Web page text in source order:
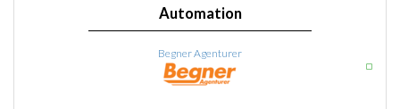
Automation
Begner Agenturer